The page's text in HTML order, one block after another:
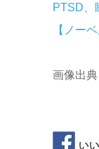
PTSD、
【ノー
画像出典